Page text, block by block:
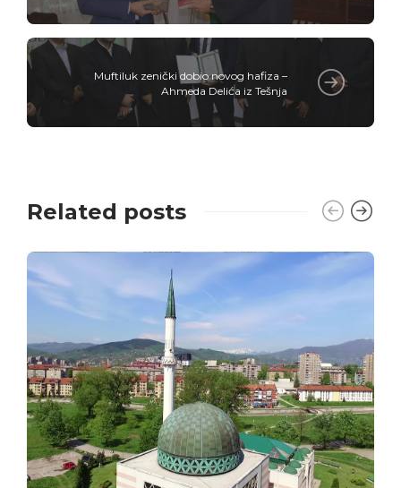
Muftiluk zenički dobio novog hafiza –
Ahmeda Delića iz Tešnja
Related posts